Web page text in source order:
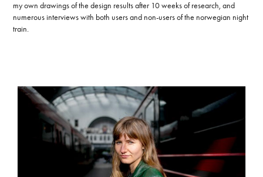
my own drawings of the design results after 10 weeks of research, and
numerous interviews with both users and non-users of the norwegian night
train.